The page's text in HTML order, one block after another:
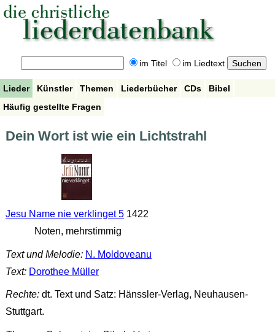
im Titel im Liedtext
Lieder Künstler Themen Liederbücher CDs
Bibel
Häufig gestellte Fragen
Dein Wort ist wie ein Lichtstrahl
Jesu Name nie verklinget 51422
Noten, mehrstimmig
Text und Melodie: N. Moldoveanu
Text: Dorothee Müller
Rechte:dt. Text und Satz: Hänssler-Verlag, Neuhausen-
Stuttgart.